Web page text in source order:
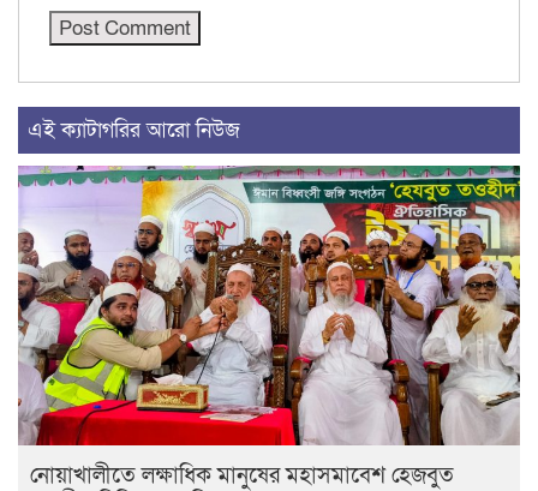
এই ক্যাটাগরির আরো নিউজ
নোয়াখালীতে লক্ষাধিক মানুষের মহাসমাবেশ হেজবুত